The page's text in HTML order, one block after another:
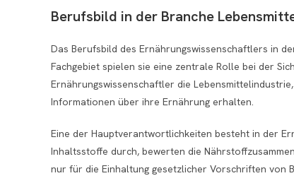
Berufsbild in der Branche
Das Berufsbild des Ernährungswissenschaftlers in
Fachgebiet spielen sie eine zentrale Rolle bei der
Ernährungswissenschaftler die
Informationen über ihre Ernährung erhalten.
Eine der Hauptverantwortlichkeiten besteht in der
Inhaltsstoffe durch, bewerten die
nur für die Einhaltung gesetzlicher Vorschriften von